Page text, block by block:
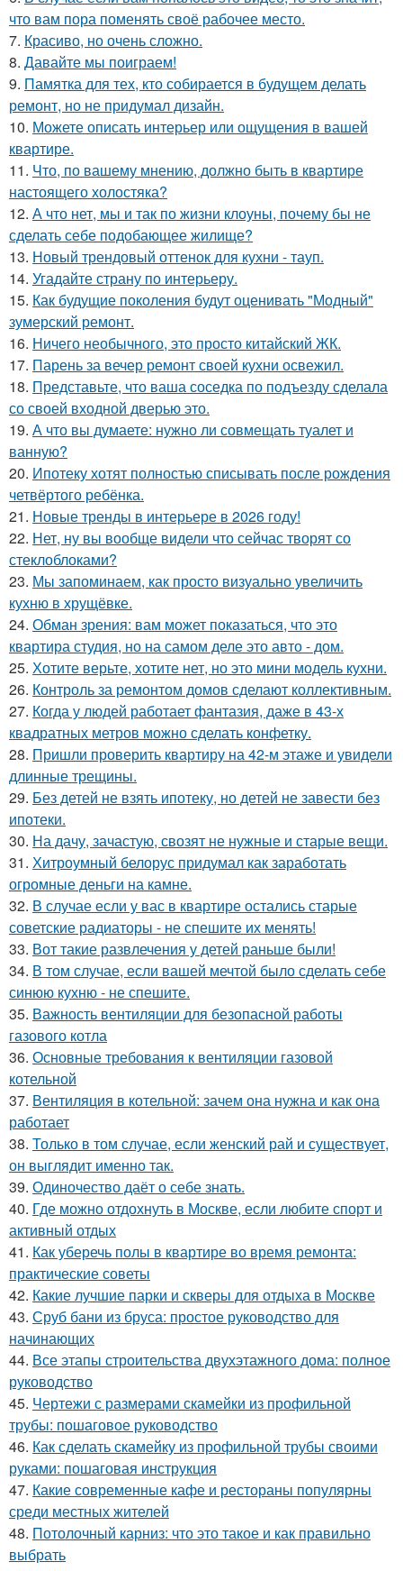
что вам пора поменять своё рабочее место.
7. Красиво, но очень сложно.
8. Давайте мы поиграем!
9. Памятка для тех, кто собирается в будущем делать
ремонт, но не придумал дизайн.
10. Можете описать интерьер или ощущения в вашей
квартире.
11. Что, по вашему мнению, должно быть в квартире
настоящего холостяка?
12. А что нет, мы и так по жизни клоуны, почему бы не
сделать себе подобающее жилище?
13. Новый трендовый оттенок для кухни - тауп.
14. Угадайте страну по интерьеру.
15. Как будущие поколения будут оценивать "Модный"
зумерский ремонт.
16. Ничего необычного, это просто китайский ЖК.
17. Парень за вечер ремонт своей кухни освежил.
18. Представьте, что ваша соседка по подъезду сделала
со своей входной дверью это.
19. А что вы думаете: нужно ли совмещать туалет и
ванную?
20. Ипотеку хотят полностью списывать после рождения
четвёртого ребёнка.
21. Новые тренды в интерьере в 2026 году!
22. Нет, ну вы вообще видели что сейчас творят со
стеклоблоками?
23. Мы запоминаем, как просто визуально увеличить
кухню в хрущёвке.
24. Обман зрения: вам может показаться, что это
квартира студия, но на самом деле это авто - дом.
25. Хотите верьте, хотите нет, но это мини модель кухни.
26. Контроль за ремонтом домов сделают коллективным.
27. Когда у людей работает фантазия, даже в 43-х
квадратных метров можно сделать конфетку.
28. Пришли проверить квартиру на 42-м этаже и увидели
длинные трещины.
29. Без детей не взять ипотеку, но детей не завести без
ипотеки.
30. На дачу, зачастую, свозят не нужные и старые вещи.
31. Хитроумный белорус придумал как заработать
огромные деньги на камне.
32. В случае если у вас в квартире остались старые
советские радиаторы - не спешите их менять!
33. Вот такие развлечения у детей раньше были!
34. В том случае, если вашей мечтой было сделать себе
синюю кухню - не спешите.
35. Важность вентиляции для безопасной работы
газового котла
36. Основные требования к вентиляции газовой
котельной
37. Вентиляция в котельной: зачем она нужна и как она
работает
38. Только в том случае, если женский рай и существует,
он выглядит именно так.
39. Одиночество даёт о себе знать.
40. Где можно отдохнуть в Москве, если любите спорт и
активный отдых
41. Как уберечь полы в квартире во время ремонта:
практические советы
42. Какие лучшие парки и скверы для отдыха в Москве
43. Сруб бани из бруса: простое руководство для
начинающих
44. Все этапы строительства двухэтажного дома: полное
руководство
45. Чертежи с размерами скамейки из профильной
трубы: пошаговое руководство
46. Как сделать скамейку из профильной трубы своими
руками: пошаговая инструкция
47. Какие современные кафе и рестораны популярны
среди местных жителей
48. Потолочный карниз: что это такое и как правильно
выбрать